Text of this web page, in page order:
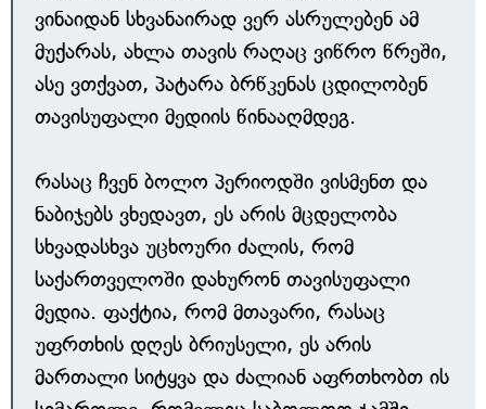
ვინაიდან სხვანაირად ვერ ასრულებენ ამ
მუქარას, ახლა თავის რაღაც ვიწრო წრეში,
ასე ვთქვათ, პატარა ბრწკენას ცდილობენ
თავისუფალი მედიის წინააღმდეგ.
რასაც ჩვენ ბოლო პერიოდში ვისმენთ და
ნაბიჯებს ვხედავთ, ეს არის მცდელობა
სხვადასხვა უცხოური ძალის, რომ
საქართველოში დახურონ თავისუფალი
მედია. ფაქტია, რომ მთავარი, რასაც
უფრთხის დღეს ბრიუსელი, ეს არის
მართალი სიტყვა და ძალიან აფრთხობთ ის